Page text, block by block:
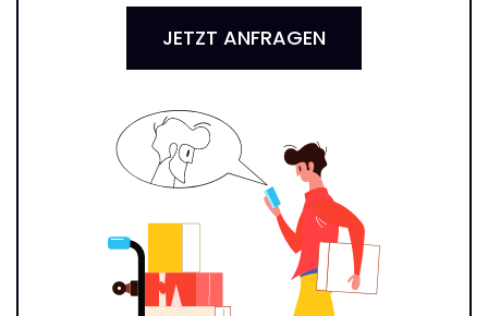
JETZT ANFRAGEN